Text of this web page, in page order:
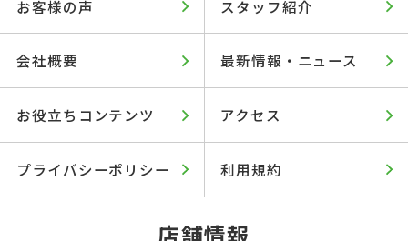
お客様の声 スタッフ紹介
会社概要 最新情報・ニュース
お役立ちコンテンツ アクセス
プライバシーポリシー 利用規約
店舗情報